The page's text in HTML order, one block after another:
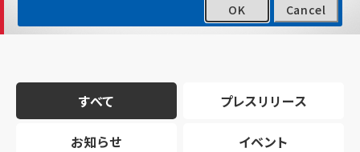
すべて プレスリリース
お知らせ イベント
OK Cancel